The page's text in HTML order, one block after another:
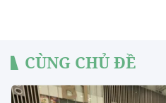
CÙNG CHỦ ĐỀ